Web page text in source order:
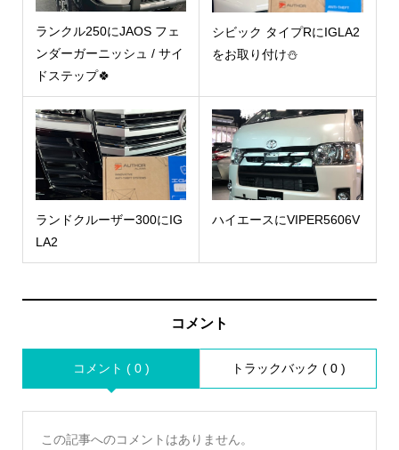
ランクル250にJAOS フェ
ンダーガーニッシュ / サイ
ドステップ🍀
シビック タイプRにIGLA2
をお取り付け⛄
ランドクルーザー300にIG
LA2
ハイエースにVIPER5606V
コメント
コメント ( 0 ) トラックバック ( 0 )
この記事へのコメントはありません。